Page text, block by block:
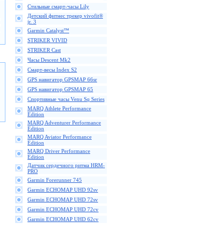
Стильные смарт-часы Lily
Детский фитнес трекер vivofit®
jr. 3
Garmin Catalyst™
STRIKER VIVID
STRIKER Cast
Часы Descent Mk2
Смарт-весы Index S2
GPS навигатор GPSMAP 66sr
GPS навигатор GPSMAP 65
Спортивные часы Venu Sq Series
MARQ Athlete Performance
Edition
MARQ Adventurer Performance
Edition
MARQ Aviator Performance
Edition
MARQ Driver Performance
Edition
Датчик сердечного ритма HRM-
PRO
Garmin Forerunner 745
Garmin ECHOMAP UHD 92sv
Garmin ECHOMAP UHD 72sv
Garmin ECHOMAP UHD 72cv
Garmin ECHOMAP UHD 62cv